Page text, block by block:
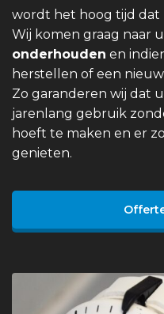
wordt het hoog tijd dat
Wij komen graag naar
onderhouden en
herstellen of een
Zo garanderen wij dat
jarenlang gebruik
hoeft te maken en er
genieten.